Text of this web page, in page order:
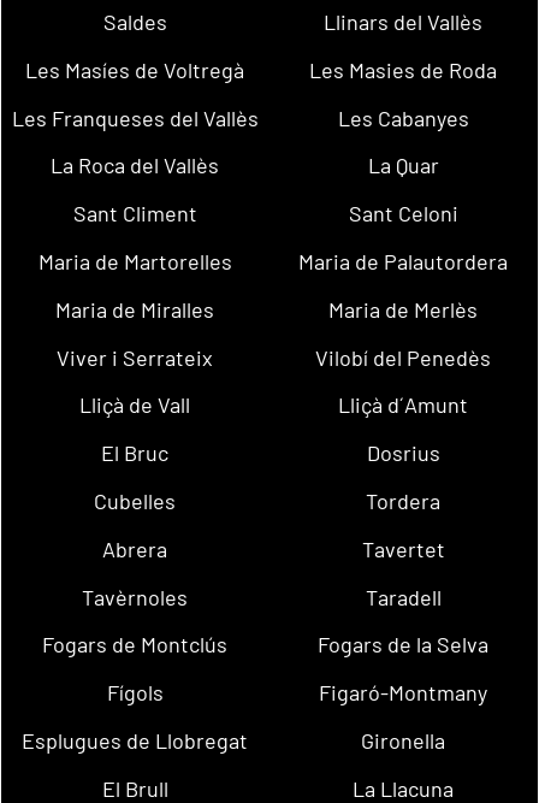
Saldes
Llinars del Vallès
Les Masíes de Voltregà
Les Masies de Roda
Les Franqueses del Vallès
Les Cabanyes
La Roca del Vallès
La Quar
Sant Climent
Sant Celoni
Maria de Martorelles
Maria de Palautordera
Maria de Miralles
Maria de Merlès
Viver i Serrateix
Vilobí del Penedès
Lliçà de Vall
Lliçà d´Amunt
El Bruc
Dosrius
Cubelles
Tordera
Abrera
Tavertet
Tavèrnoles
Taradell
Fogars de Montclús
Fogars de la Selva
Fígols
Figaró-Montmany
Esplugues de Llobregat
Gironella
El Brull
La Llacuna